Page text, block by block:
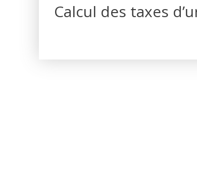
Calcul des taxes